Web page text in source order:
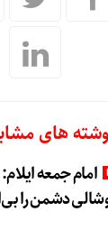
های
امام جمعه
دشمن را